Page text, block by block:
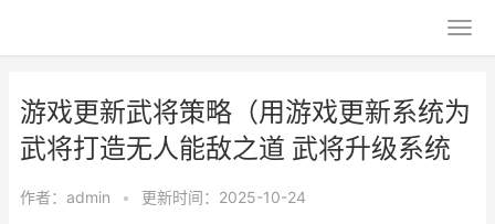
游戏更新武将策略（用游戏更新系统为
武将打造无人能敌之道 武将升级系统
作者： admin • 更新时间：2025-10-24